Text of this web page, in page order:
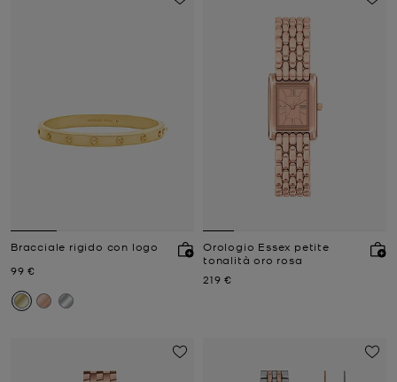
Bracciale rigido con logo
Prezzo attuale
99 €
Orologio Essex petite
tonalità oro rosa
Prezzo attuale
219 €